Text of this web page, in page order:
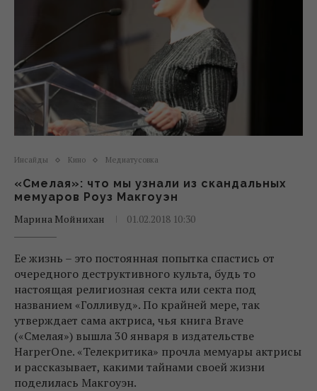
Инсайды Кино Медиатусовка
«Смелая»: что мы узнали из скандальных
мемуаров Роуз Макгоуэн
Марина Мойнихан
01.02.2018 10:30
Ее жизнь – это постоянная попытка спастись от
очередного деструктивного культа, будь то
настоящая религиозная секта или секта под
названием «Голливуд». По крайней мере, так
утверждает сама актриса, чья книга Brave
(«Смелая») вышла 30 января в издательстве
HarperOne. «Телекритика» прочла мемуары актрисы
и рассказывает, какими тайнами своей жизни
поделилась Макгоуэн.